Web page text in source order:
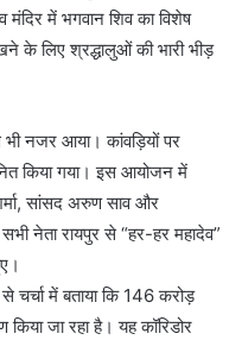
मंदिर में भगवान शिव का विशेष
के लिए श्रद्धालुओं की भारी भीड़
भी नजर आया। कांवड़ियों पर
किया गया। इस आयोजन में
सांसद अरुण साव और
नेता रायपुर से “हर-हर महादेव”
चर्चा में बताया कि 146 करोड़
किया जा रहा है। यह कॉरिडोर